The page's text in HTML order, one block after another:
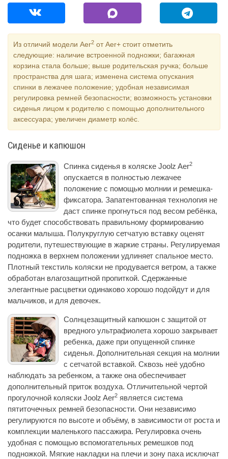
Из отличий модели Aer2 от Aer+ стоит отметить
следующие: наличие встроенной подножки; багажная
корзина стала больше; выше родительская ручка; больше
пространства для шага; изменена система опускания
спинки в лежачее положение; удобная независимая
регулировка ремней безопасности; возможность установки
сиденья лицом к родителю с помощью дополнительного
аксессуара; увеличен диаметр колёс.
Сиденье и капюшон
Спинка сиденья в коляске Joolz Aer2
опускается в полностью лежачее
положение с помощью молнии и ремешка-
фиксатора. Запатентованная технология не
даст спинке прогнуться под весом ребёнка,
что будет способствовать правильному формированию
осанки малыша. Полукруглую сетчатую вставку оценят
родители, путешествующие в жаркие страны. Регулируемая
подножка в верхнем положении удлиняет спальное место.
Плотный текстиль коляски не продувается ветром, а также
обработан влагозащитной пропиткой. Сдержанные
элегантные расцветки одинаково хорошо подойдут и для
мальчиков, и для девочек.
Солнцезащитный капюшон с защитой от
вредного ультрафиолета хорошо закрывает
ребенка, даже при опущенной спинке
сиденья. Дополнительная секция на молнии
с сетчатой вставкой. Сквозь неё удобно
наблюдать за ребенком, а также она обеспечивает
дополнительный приток воздуха. Отличительной чертой
прогулочной коляски Joolz Aer2 является система
пятиточечных ремней безопасности. Они независимо
регулируются по высоте и объёму, в зависимости от роста и
комплекции маленького пассажира. Регулировка очень
удобная с помощью вспомогательных ремешков под
подножкой. Мягкие накладки на плечи и зону паха исключат